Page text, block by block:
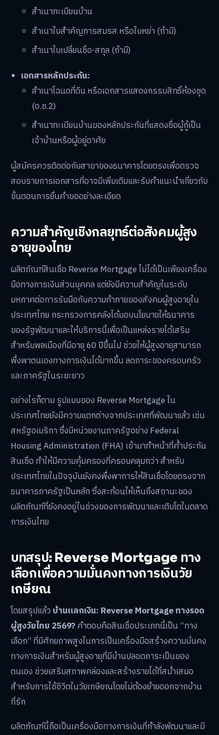
สำเนาทะเบียนบ้าน
สำเนาใบสำคัญการสมรส หรือใบหย่า (ถ้ามี)
สำเนาใบเปลี่ยนชื่อ-สกุล (ถ้ามี)
เอกสารหลักประกัน:
สำเนาโฉนดที่ดิน หรือเอกสารแสดงกรรมสิทธิ์ห้องชุด
(อ.ช.2)
สำเนาทะเบียนบ้านของหลักประกันที่แสดงชื่อผู้กู้เป็น
เจ้าบ้านหรือผู้อยู่อาศัย
ผู้สมัครควรติดต่อกับสาขาของธนาคารโดยตรงเพื่อตรวจ
สอบรายการเอกสารที่อาจมีเพิ่มเติมและรับคำแนะนำเกี่ยวกับ
ขั้นตอนการยื่นคำขออย่างละเอียด
ความสำคัญเชิงกลยุทธ์ต่อสังคมผู้สูง
อายุของไทย
ผลิตภัณฑ์สินเชื่อ Reverse Mortgage ไม่ได้เป็นเพียงเครื่อง
มือทางการเงินส่วนบุคคล แต่ยังมีความสำคัญในระดับ
มหภาคต่อการรับมือกับความท้าทายของสังคมผู้สูงอายุใน
ประเทศไทย กระทรวงการคลังได้มอบนโยบายให้ธนาคาร
ของรัฐพัฒนาและให้บริการนี้เพื่อเป็นแหล่งรายได้เสริม
สำหรับพลเมืองที่มีอายุ 60 ปีขึ้นไป ช่วยให้ผู้สูงอายุสามารถ
พึ่งพาตนเองทางการเงินได้มากขึ้น ลดภาระของครอบครัว
และภาครัฐในระยะยาว
อย่างไรก็ตาม รูปแบบของ Reverse Mortgage ใน
ประเทศไทยยังมีความแตกต่างจากประเทศที่พัฒนาแล้ว เช่น
สหรัฐอเมริกา ซึ่งมีหน่วยงานภาครัฐอย่าง Federal
Housing Administration (FHA) เข้ามาทำหน้าที่ค้ำประกัน
สินเชื่อ ทำให้มีความคุ้มครองที่ครอบคลุมกว่า สำหรับ
ประเทศไทยในปัจจุบันยังคงพึ่งพาการให้สินเชื่อโดยตรงจาก
ธนาคารภาครัฐเป็นหลัก ซึ่งสะท้อนให้เห็นถึงสถานะของ
ผลิตภัณฑ์ที่ยังคงอยู่ในช่วงของการพัฒนาและเติบโตในตลาด
การเงินไทย
บทสรุป: Reverse Mortgage ทาง
เลือกเพื่อความมั่นคงทางการเงินวัย
เกษียณ
โดยสรุปแล้ว บ้านแลกเงิน: Reverse Mortgage ทางรอด
ผู้สูงวัยไทย 2569?คำตอบคือสินเชื่อประเภทนี้เป็น “ทาง
เลือก” ที่มีศักยภาพสูงในการเป็นเครื่องมือสร้างความมั่นคง
ทางการเงินสำหรับผู้สูงอายุที่มีบ้านปลอดภาระเป็นของ
ตนเอง ช่วยเสริมสภาพคล่องและสร้างรายได้ที่สม่ำเสมอ
สำหรับการใช้ชีวิตในวัยเกษียณโดยไม่ต้องย้ายออกจากบ้าน
ที่รัก
ผลิตภัณฑ์นี้ถือเป็นเครื่องมือทางการเงินที่กำลังพัฒนาและมี